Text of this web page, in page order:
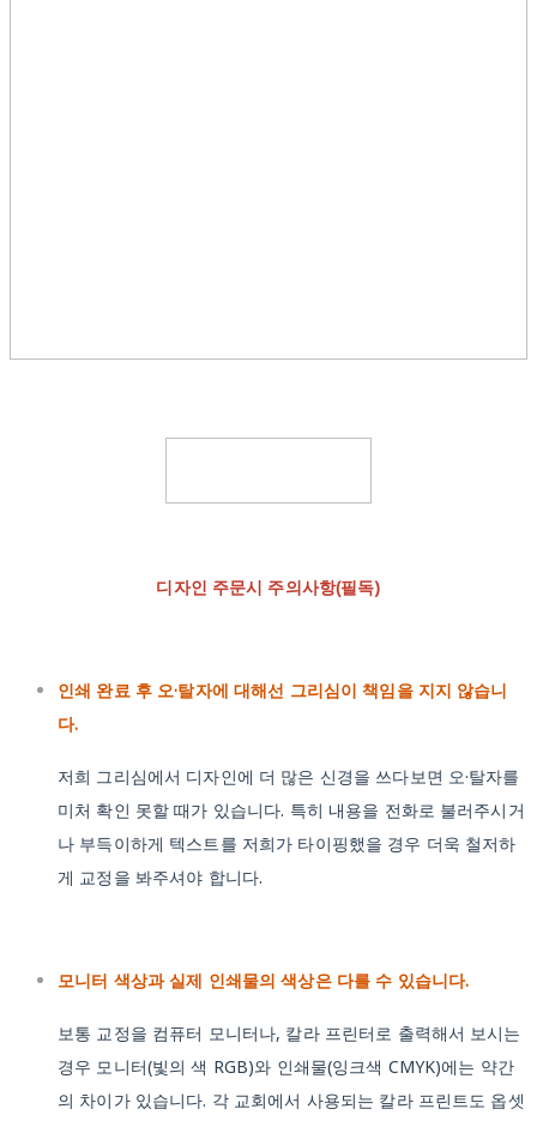
디자인 주문시 주의사항(필독)
인쇄 완료 후 오·탈자에 대해선 그리심이 책임을 지지 않습니
다.
저희 그리심에서 디자인에 더 많은 신경을 쓰다보면 오·탈자를
미처 확인 못할 때가 있습니다. 특히 내용을 전화로 불러주시거
나 부득이하게 텍스트를 저희가 타이핑했을 경우 더욱 철저하
게 교정을 봐주셔야 합니다.
모니터 색상과 실제 인쇄물의 색상은 다를 수 있습니다.
보통 교정을 컴퓨터 모니터나, 칼라 프린터로 출력해서 보시는
경우 모니터(빛의 색 RGB)와 인쇄물(잉크색 CMYK)에는 약간
의 차이가 있습니다. 각 교회에서 사용되는 칼라 프린트도 옵셋